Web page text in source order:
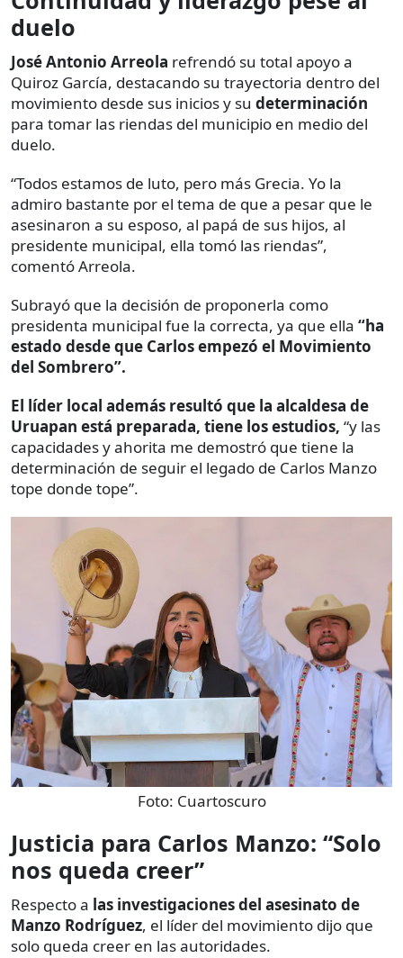
duelo
José Antonio Arreola refrendó su total apoyo a
Quiroz García, destacando su trayectoria dentro del
movimiento desde sus inicios y su determinación
para tomar las riendas del municipio en medio del
duelo.
“Todos estamos de luto, pero más Grecia. Yo la
admiro bastante por el tema de que a pesar que le
asesinaron a su esposo, al papá de sus hijos, al
presidente municipal, ella tomó las riendas”,
comentó Arreola.
Subrayó que la decisión de proponerla como
presidenta municipal fue la correcta, ya que ella “ha
estado desde que Carlos empezó el Movimiento
del Sombrero”.
El líder local además resultó que la alcaldesa de
Uruapan está preparada, tiene los estudios, “y las
capacidades y ahorita me demostró que tiene la
determinación de seguir el legado de Carlos Manzo
tope donde tope”.
Foto: Cuartoscuro
Justicia para Carlos Manzo: “Solo
nos queda creer”
Respecto a las investigaciones del asesinato de
Manzo Rodríguez, el líder del movimiento dijo que
solo queda creer en las autoridades.